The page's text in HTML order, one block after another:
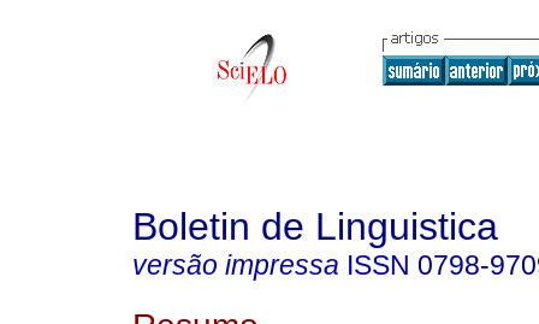
Boletin de Linguistica
versão impressa ISSN 0798-